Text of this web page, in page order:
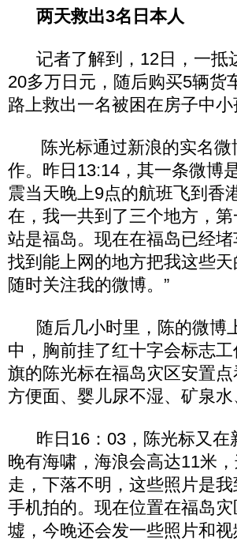
两天救出3名日本人
记者了解到，12日，一抵
20多万日元，随后购买5辆货
路上救出一名被困在房子中
陈光标通过新浪的实名微
作。昨日13:14，其一条微博
震当天晚上9点的航班飞到香
在，我一共到了三个地方，
站是福岛。现在在福岛已经
找到能上网的地方把我这些
随时关注我的微博。”
随后几小时里，陈的微博
中，胸前挂了红十字会标志
旗的陈光标在福岛灾区安置
方便面、婴儿尿不湿、矿泉
昨日16：03，陈光标又在
晚有海啸，海浪会高达11米
走，下落不明，这些照片是
手机拍的。现在位置在福岛
墟，今晚还会发一些照片和